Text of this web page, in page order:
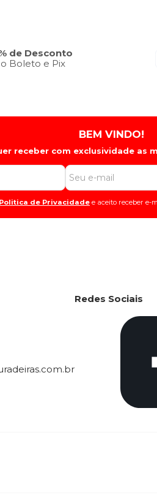
de Desconto
Boleto e Pix
BEM VINDO!
receber com exclusividade as
Politica de Privacidade e aceito receber e-
Redes Sociais